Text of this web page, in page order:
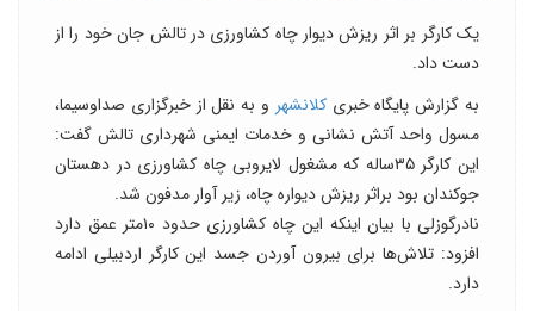
یک کارگر بر اثر ریزش دیوار چاه کشاورزی در تالش جان خود را از
دست داد.
به گزارش پایگاه خبریکلانشهر و به نقل از خبرگزاری صداوسیما،
مسول واحد آتش نشانی و خدمات ایمنی شهرداری تالش گفت:
این کارگر ۳۵ساله که مشغول لایروبی چاه کشاورزی در دهستان
جوکندان بود براثر ریزش دیواره چاه، زیر آوار مدفون شد.
نادرگوزلی با بیان اینکه این چاه کشاورزی حدود ۱۰متر عمق دارد
افزود: تلاش‌ها برای بیرون آوردن جسد این کارگر اردبیلی ادامه
دارد.